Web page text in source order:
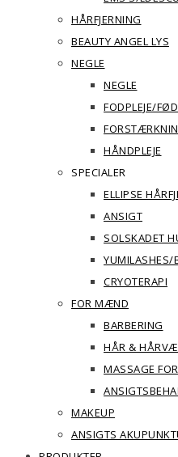
HÅRFJERNING
BEAUTY ANGEL LYS
NEGLE
NEGLE
FODPLEJE/
HÅNDPLEJE
SPECIALER
ELLIPSE
ANSIGT
SOLSKADET
YUMILASHES/
CRYOTERAPI
FOR MÆND
BARBERING
HÅR &
MASSAGE
MAKEUP
ANSIGTS